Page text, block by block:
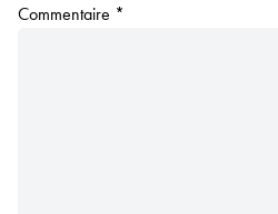
Commentaire *